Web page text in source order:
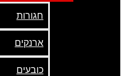
חגורות
ארנקים
כובעים